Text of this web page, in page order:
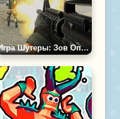
Игра Шутеры: Зов Операции